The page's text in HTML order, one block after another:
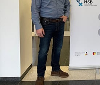
DATENSCHUTZ